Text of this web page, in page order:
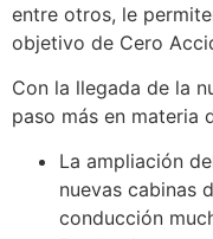
entre otros, le
objetivo de Cero
Con la llegada de la
paso más en materia
La ampliación
nuevas cabinas
conducción